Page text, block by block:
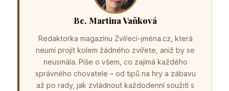
Bc. Martina Vaňková
Redaktorka magazínu Zvířecí-jména.cz, která
neumí projít kolem žádného zvířete, aniž by se
neusmála. Píše o všem, co zajímá každého
správného chovatele – od tipů na hry a zábavu
až po rady, jak zvládnout každodenní soužití s